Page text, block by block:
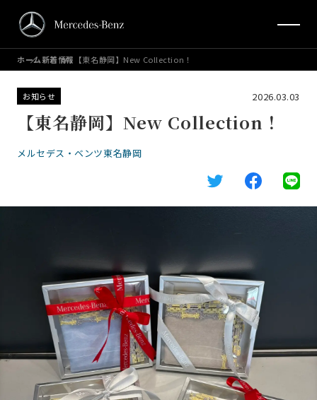
ホーム新着情報 【東名静岡】New Collection！
お知らせ 2026.03.03
【東名静岡】New Collection！
メルセデス・ベンツ東名静岡